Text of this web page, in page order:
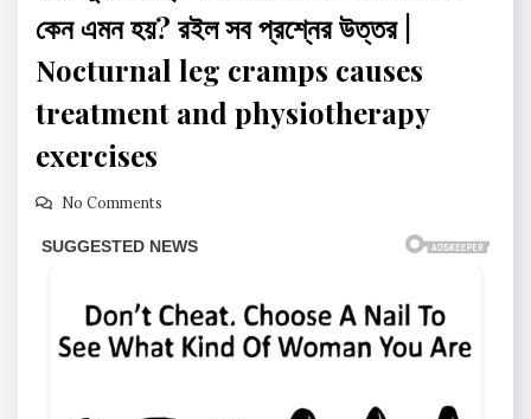
কেন এমন হয়? রইল সব প্রশ্নের উত্তর |
Nocturnal leg cramps causes
treatment and physiotherapy
exercises
No Comments